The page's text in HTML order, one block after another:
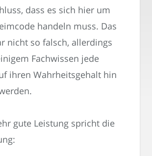
dass es sich hier um
handeln muss. Das
nicht so falsch, allerdings
Fachwissen jede
ihren Wahrheitsgehalt hin
gute Leistung spricht die